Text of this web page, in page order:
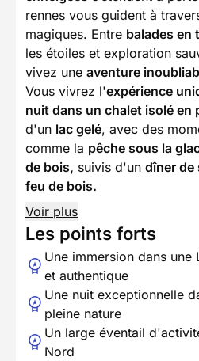
rennes vous guident à
magiques. Entre balades en
les étoiles et exploration
vivez une aventure
Vous vivrez l'expérience
nuit dans un chalet isolé en
d'un lac gelé, avec des
comme la pêche sous la
de bois, suivis d'un dîner de
feu de bois.
Voir plus
Les points forts
Une immersion dans une
et authentique
Une nuit exceptionnelle
pleine nature
Un large éventail
Nord